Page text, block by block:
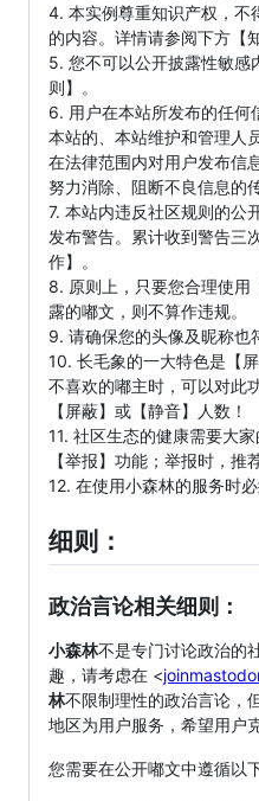
4. 本实例尊重知识产权，不
的内容。详情请参阅下方【
5. 您不可以公开披露性敏感
则】。
6. 用户在本站所发布的任何
本站的、本站维护和管理人
在法律范围内对用户发布信
努力消除、阻断不良信息的传
7. 本站内违反社区规则的公
发布警告。累计收到警告三
作】。
8. 原则上，只要您合理使用
露的嘟文，则不算作违规。
9. 请确保您的头像及昵称也
10. 长毛象的一大特色是【
不喜欢的嘟主时，可以对此
【屏蔽】或【静音】人数！
11. 社区生态的健康需要大
【举报】功能；举报时，推
12. 在使用小森林的服务时
细则：
政治言论相关细则：
小森林不是专门讨论政治的
趣，请考虑在 <
林不限制理性的政治言论，
地区为用户服务，希望用户
您需要在公开嘟文中遵循以